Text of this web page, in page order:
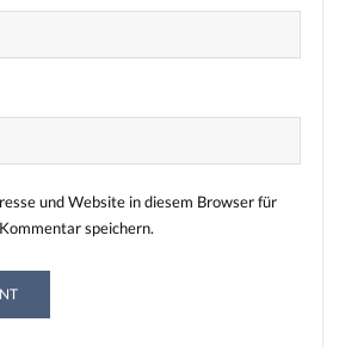
und Website in diesem Browser für
speichern.